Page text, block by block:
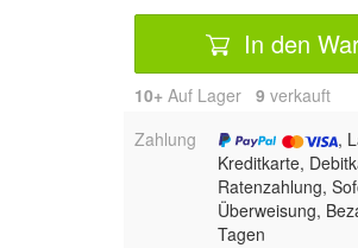
In den
10+ Auf Lager 9 verkauft
Zahlung
,
Kreditkarte,
Ratenzahlung,
Überweisung,
Tagen